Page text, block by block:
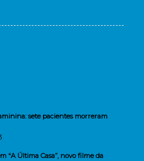
sete pacientes morreram
“A Última Casa”, novo filme da